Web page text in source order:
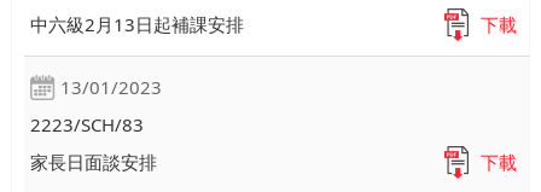
中六級2月13日起補課安排
下載
13/01/2023
2223/SCH/83
家長日面談安排
下載